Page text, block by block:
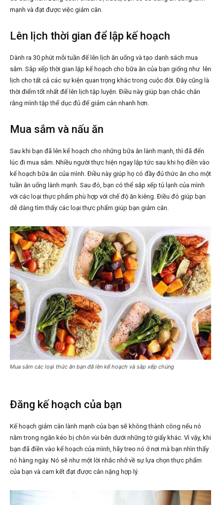
mạnh và đạt được việc giảm cân.
Lên lịch thời gian để lập kế hoạch
Dành ra 30 phút mỗi tuần để lên lịch ăn uống và tạo danh sách mua
sắm. Sắp xếp thời gian lập kế hoạch cho bữa ăn của bạn giống như lên
lịch cho tất cả các sự kiện quan trọng khác trong cuộc đời. Đây cũng là
thời điểm tốt nhất để lên lịch tập luyện. Điều này giúp bạn chắc chắn
rằng mình tập thể dục đủ để giảm cân nhanh hơn.
Mua sắm và nấu ăn
Sau khi bạn đã lên kế hoạch cho những bữa ăn lành mạnh, thì đã đến
lúc đi mua sắm. Nhiều người thực hiện ngay lập tức sau khi họ điền vào
kế hoạch bữa ăn của mình. Điều này giúp họ có đầy đủ thức ăn cho một
tuần ăn uống lành mạnh. Sau đó, bạn có thể sắp xếp tủ lạnh của mình
với các loại thực phẩm phù hợp với chế độ ăn kiêng. Điều đó giúp bạn
dễ dàng tìm thấy các loại thực phẩm giúp bạn giảm cân.
Mua sắm các loại thức ăn bạn đã lên kế hoạch và sắp xếp chúng
Đăng kế hoạch của bạn
Kế hoạch giảm cân lành mạnh của bạn sẽ không thành công nếu nó
nằm trong ngăn kéo bị chôn vùi bên dưới những tờ giấy khác. Vì vậy, khi
bạn đã điền vào kế hoạch của mình, hãy treo nó ở nơi mà bạn nhìn thấy
nó hàng ngày. Nó sẽ như một lời nhắc nhở về sự lựa chọn thực phẩm
của bạn và cam kết đạt được cân nặng hợp lý.